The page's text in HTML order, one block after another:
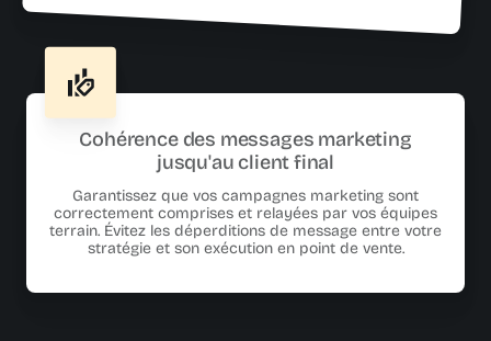
Cohérence des messages marketing
jusqu'au client final
Garantissez que vos campagnes marketing sont
correctement comprises et relayées par vos équipes
terrain. Évitez les déperditions de message entre votre
stratégie et son exécution en point de vente.